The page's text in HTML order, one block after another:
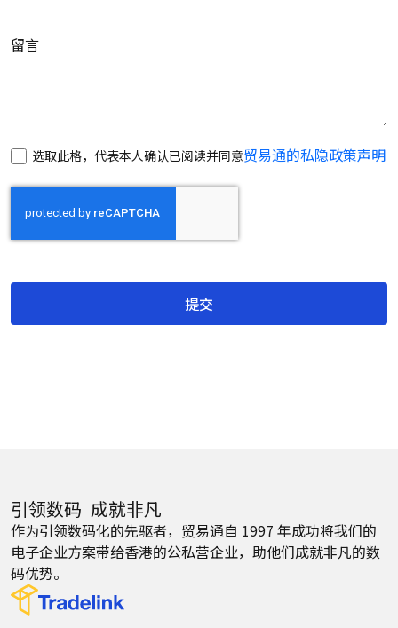
留言
选取此格，代表本人确认已阅读并同意贸易通的私隐政策声明
提交
引领数码 成就非凡
作为引领数码化的先驱者，贸易通自 1997 年成功将我们的
电子企业方案带给香港的公私营企业，助他们成就非凡的数
码优势。